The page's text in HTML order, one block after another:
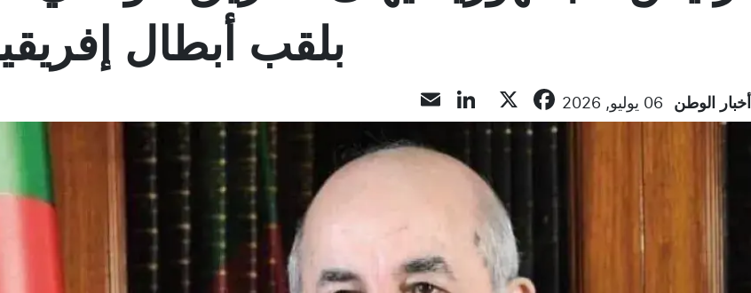
بلقب أبطال
أخبار الوطن 06 يوليو, 2026 Facebook
LinkedIn